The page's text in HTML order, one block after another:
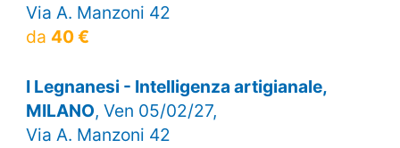
Via A. Manzoni 42
da 40 €
I Legnanesi - Intelligenza artigianale,
MILANO, Ven 05/02/27,
Via A. Manzoni 42